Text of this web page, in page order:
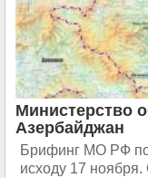
Министерство
Азербайджан
Брифинг МО РФ
исходу 17